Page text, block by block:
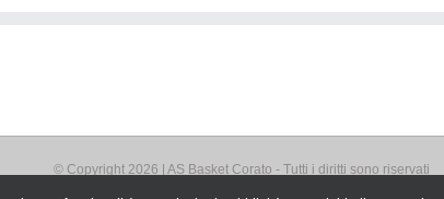
© Copyright 2026 | AS Basket Corato - Tutti i diritti sono riservati